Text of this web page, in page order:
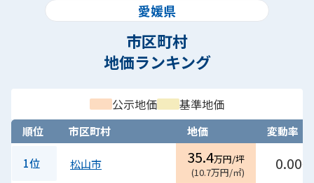
愛媛県
市区町村
地価ランキング
公示地価 基準地価
順位 市区町村 地価 変動率
1位 松山市 35.4万円/坪
(10.7万円/㎡) 0.00%